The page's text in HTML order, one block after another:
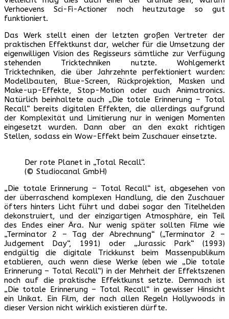
Verhoevens Sci-Fi-Actioner noch heutzutage so gut
funktioniert.
Das Werk stellt einen der letzten großen Vertreter der
praktischen Effektkunst dar, welcher für die Umsetzung der
eigenwilligen Vision des Regisseurs sämtliche zur Verfügung
stehenden Tricktechniken nutzte. Wohlgemerkt
Tricktechniken, die über Jahrzehnte perfektioniert wurden:
Modellbauten, Blue-Screen, Rückprojektion, Masken und
Make-up-Effekte, Stop-Motion oder auch Animatronics.
Natürlich beinhaltete auch „Die totale Erinnerung – Total
Recall“ bereits digitalen Effekten, die allerdings aufgrund
der Komplexität und Limitierung nur in wenigen Momenten
eingesetzt wurden. Dann aber an den exakt richtigen
Stellen, sodass ein Wow-Effekt beim Zuschauer einsetzte.
Der rote Planet in „Total Recall“.
(© Studiocanal GmbH)
„Die totale Erinnerung – Total Recall“ ist, abgesehen von
der überraschend komplexen Handlung, die den Zuschauer
öfters hinters Licht führt und dabei sogar den Titelhelden
dekonstruiert, und der einzigartigen Atmosphäre, ein Teil
des Endes einer Ära. Nur wenig später sollten Filme wie
„Terminator 2 – Tag der Abrechnung“ („Terminator 2 –
Judgement Day“, 1991) oder „Jurassic Park“ (1993)
endgültig die digitale Trickkunst beim Massenpublikum
etablieren, auch wenn diese Werke (eben wie „Die totale
Erinnerung – Total Recall“) in der Mehrheit der Effektszenen
noch auf die praktische Effektkunst setzte. Demnach ist
„Die totale Erinnerung – Total Recall“ in gewisser Hinsicht
ein Unikat. Ein Film, der nach allen Regeln Hollywoods in
dieser Version nicht wirklich existieren dürfte.